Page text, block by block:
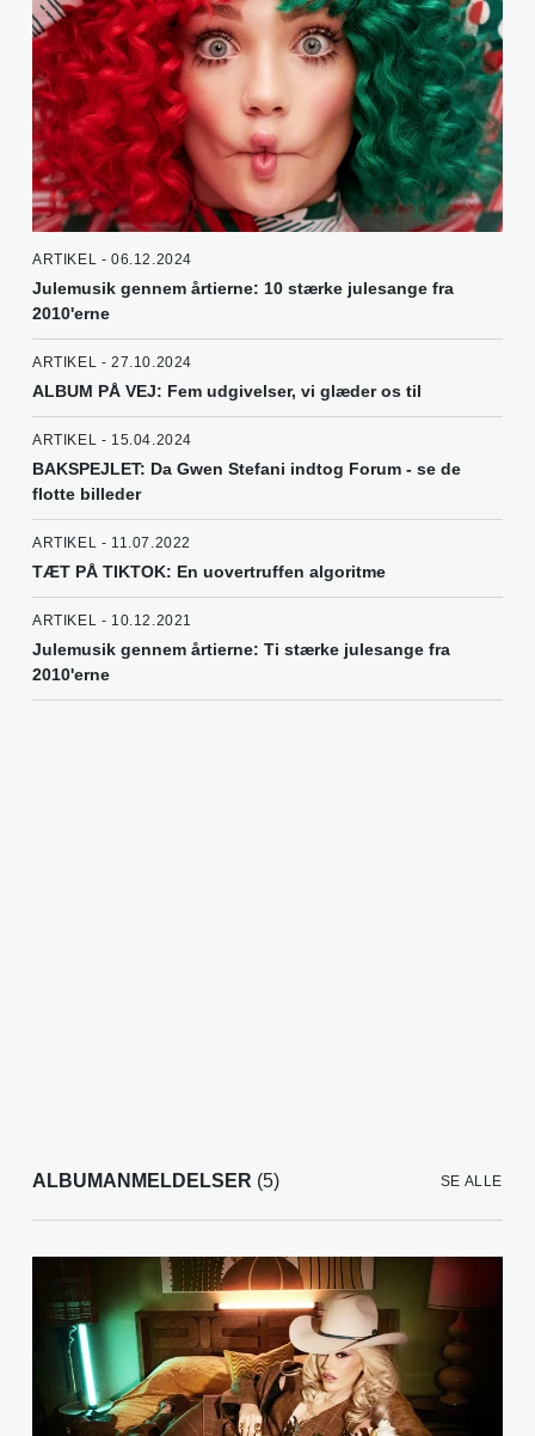
ARTIKEL - 06.12.2024
Julemusik gennem årtierne: 10 stærke julesange fra
2010'erne
ARTIKEL - 27.10.2024
ALBUM PÅ VEJ: Fem udgivelser, vi glæder os til
ARTIKEL - 15.04.2024
BAKSPEJLET: Da Gwen Stefani indtog Forum - se de
flotte billeder
ARTIKEL - 11.07.2022
TÆT PÅ TIKTOK: En uovertruffen algoritme
ARTIKEL - 10.12.2021
Julemusik gennem årtierne: Ti stærke julesange fra
2010'erne
ALBUMANMELDELSER (5) SE ALLE